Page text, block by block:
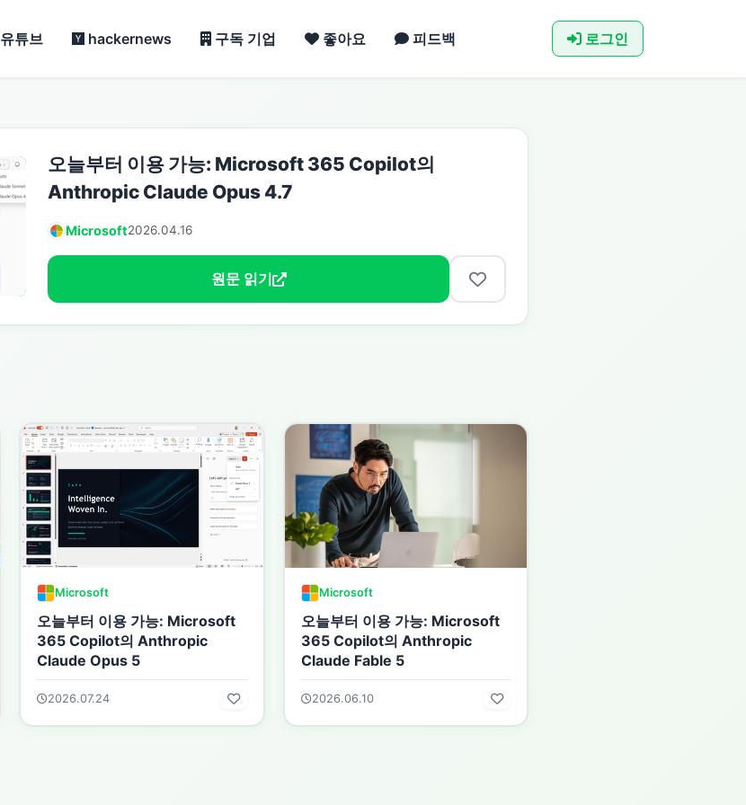
유튜브 hackernews 구독 기업 좋아요 피드백 로그인
오늘부터 이용 가능: Microsoft 365 Copilot의
Anthropic Claude Opus 4.7
Microsoft2026.04.16
원문 읽기
Microsoft
오늘부터 이용 가능: Microsoft
365 Copilot의 Anthropic
Claude Opus 5
2026.07.24
Microsoft
오늘부터 이용 가능: Microsoft
365 Copilot의 Anthropic
Claude Fable 5
2026.06.10